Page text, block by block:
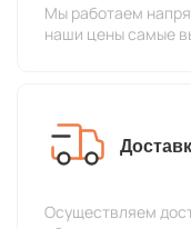
Мы работаем
наши цены самые
Осуществляем